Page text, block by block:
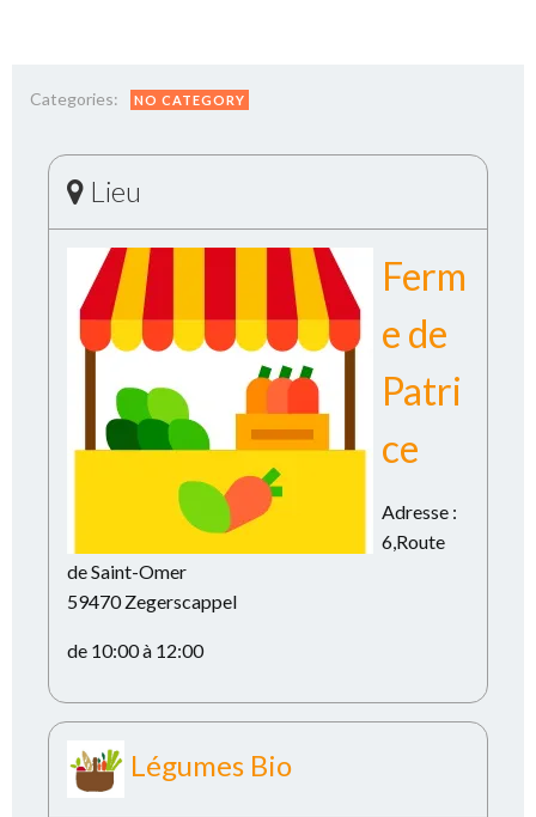
Categories: NO CATEGORY
Lieu
Ferm
e de
Patri
ce
Adresse :
6,Route
de Saint-Omer
59470 Zegerscappel
de 10:00 à 12:00
Légumes Bio